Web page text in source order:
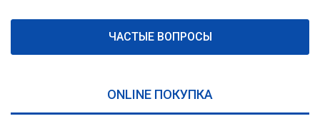
ЧАСТЫЕ ВОПРОСЫ
ONLINE ПОКУПКА